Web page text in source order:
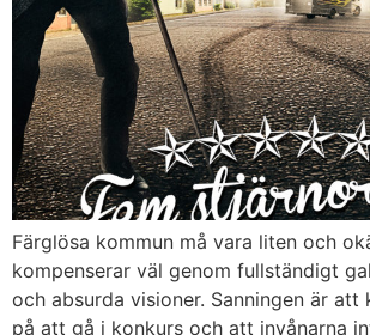
Färglösa kommun må vara liten och
kompenserar väl genom fullständigt
och absurda visioner. Sanningen är att
på att gå i konkurs och att invånarna